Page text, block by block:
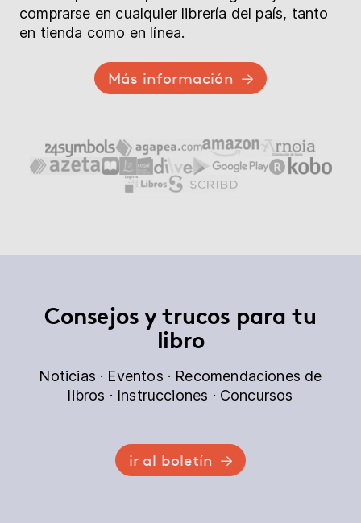
comprarse en cualquier librería del país, tanto
en tienda como en línea.
Más información
Consejos y trucos para tu
libro
Noticias · Eventos · Recomendaciones de
libros · Instrucciones · Concursos
ir al boletín